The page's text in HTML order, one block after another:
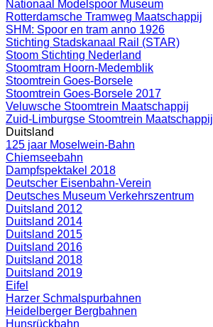
Nationaal Modelspoor Museum
Rotterdamsche Tramweg Maatschappij
SHM: Spoor en tram anno 1926
Stichting Stadskanaal Rail (STAR)
Stoom Stichting Nederland
Stoomtram Hoorn-Medemblik
Stoomtrein Goes-Borsele
Stoomtrein Goes-Borsele 2017
Veluwsche Stoomtrein Maatschappij
Zuid-Limburgse Stoomtrein Maatschappij
Duitsland
125 jaar Moselwein-Bahn
Chiemseebahn
Dampfspektakel 2018
Deutscher Eisenbahn-Verein
Deutsches Museum Verkehrszentrum
Duitsland 2012
Duitsland 2014
Duitsland 2015
Duitsland 2016
Duitsland 2018
Duitsland 2019
Eifel
Harzer Schmalspurbahnen
Heidelberger Bergbahnen
Hunsrückbahn